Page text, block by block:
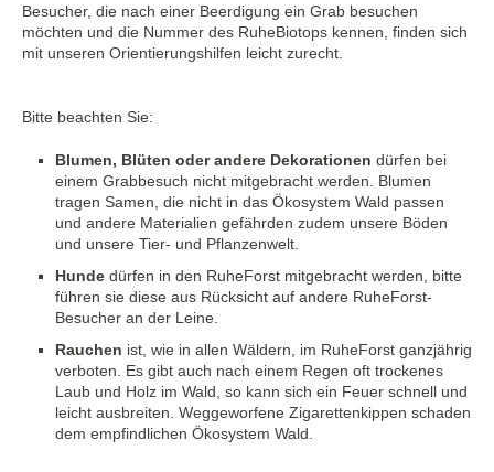
Besucher, die nach einer Beerdigung ein Grab besuchen
möchten und die Nummer des RuheBiotops kennen, finden sich
mit unseren Orientierungshilfen leicht zurecht.
Bitte beachten Sie:
Blumen, Blüten oder andere Dekorationen dürfen bei
einem Grabbesuch nicht mitgebracht werden. Blumen
tragen Samen, die nicht in das Ökosystem Wald passen
und andere Materialien gefährden zudem unsere Böden
und unsere Tier- und Pflanzenwelt.
Hunde dürfen in den RuheForst mitgebracht werden, bitte
führen sie diese aus Rücksicht auf andere RuheForst-
Besucher an der Leine.
Rauchen ist, wie in allen Wäldern, im RuheForst ganzjährig
verboten. Es gibt auch nach einem Regen oft trockenes
Laub und Holz im Wald, so kann sich ein Feuer schnell und
leicht ausbreiten. Weggeworfene Zigarettenkippen schaden
dem empfindlichen Ökosystem Wald.